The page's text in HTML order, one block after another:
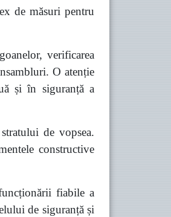
de măsuri pentru
verificarea
O atenție
și în siguranță a
de vopsea.
constructive
fiabile a
de siguranță și